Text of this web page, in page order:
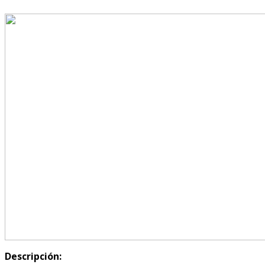
Descripción: